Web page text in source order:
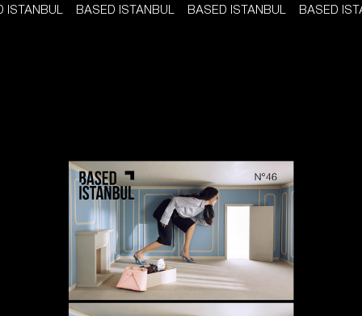
ISTANBUL BASED ISTANBUL BASED ISTANBUL BASED